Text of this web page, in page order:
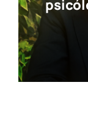
Elca Con­te­ni­dos